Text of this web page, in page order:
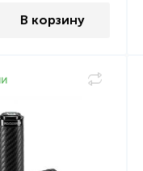
В корзину